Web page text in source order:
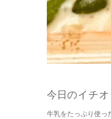
今日のイチ
牛乳をたっぷり使っ